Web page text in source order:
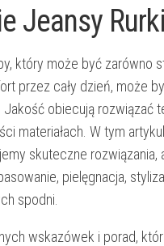
Jeansy
który może być zarówno
przez cały dzień, może
obiecują rozwiązać
materiałach. W tym
skuteczne
pielęgnacja,
spodni.
wskazówek i porad,